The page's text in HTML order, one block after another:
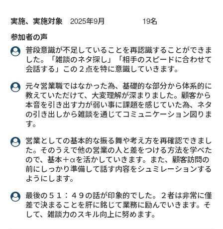
実施、実施対象 2025年9月 19名
参加者の声
普段意識が不足していることを再認識することができま
した。「雑談のネタ探し」「相手のスピードに合わせて
会話する」この２点を特に意識していきます。
元々営業職ではなかった為、基礎的な部分から体系的に
教えていただけて、大変理解が深まりました。顧客から
本音を引き出す力が弱い事に課題を感じていた為、ネタ
の引き出しから雑談を通じてコミュニケーション図りま
す。
営業としての基本的な振る舞や考え方を再確認できまし
た。そのうえで他の営業の人と差をつける方法を学べた
ので、基本＋αを活かしていきます。また、顧客訪問の
前にしっかり準備して話す内容をシュミレーションする
ようにします。
最後の５１：４９の話が印象的でした。２者は非常に僅
差で決まることを肝に銘じて業務に励んでいきます。そ
して、雑談力のスキル向上に努めます。